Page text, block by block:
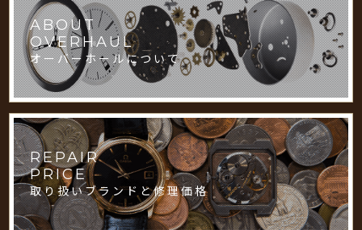
ABOUT
OVERHAUL
オーバーホールについて
REPAIR
PRICE
取り扱いブランドと修理価格